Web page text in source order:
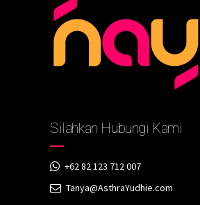
Silahkan Hubungi Kami
+62 82 123 712 007
Tanya@AsthraYudhie.com